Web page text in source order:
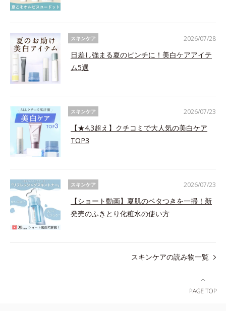
スキンケア
日差し強まる夏のピンチに！美白ケアアイテ
ム5選
2026/07/28
スキンケア
【★4.3超え】クチコミで大人気の美白ケア
TOP3
2026/07/23
スキンケア
【ショート動画】夏肌のベタつきを一掃！新
発売のふきとり化粧水の使い方
2026/07/23
スキンケアの読み物一覧